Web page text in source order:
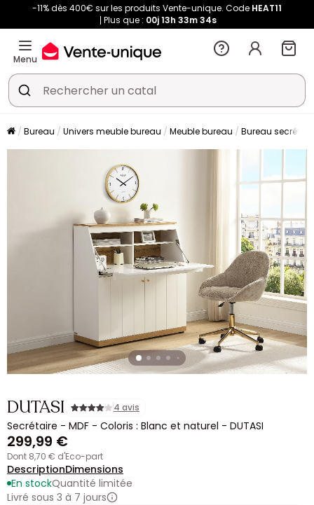
-11% dès 400€ sur les produits Vente-unique. Code HEAT11
Plus que : 00j13h 33m34s
Menu
Bureau Univers meuble bureau Meuble bureau Bureau
DUTASI 4 avis
Secrétaire - MDF - Coloris : Blanc et naturel - DUTASI
299,99 €
dont 8,70 € d'Eco-part
DescriptionDimensions
En stockQuantité limitée
Livré sous 3 à 7 jours